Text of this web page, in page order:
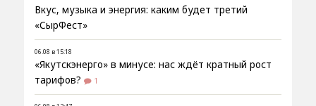
Вкус, музыка и энергия: каким будет третий
«СырФест»
06.08 в 15:18
«Якутскэнерго» в минусе: нас ждёт кратный рост
тарифов?
1